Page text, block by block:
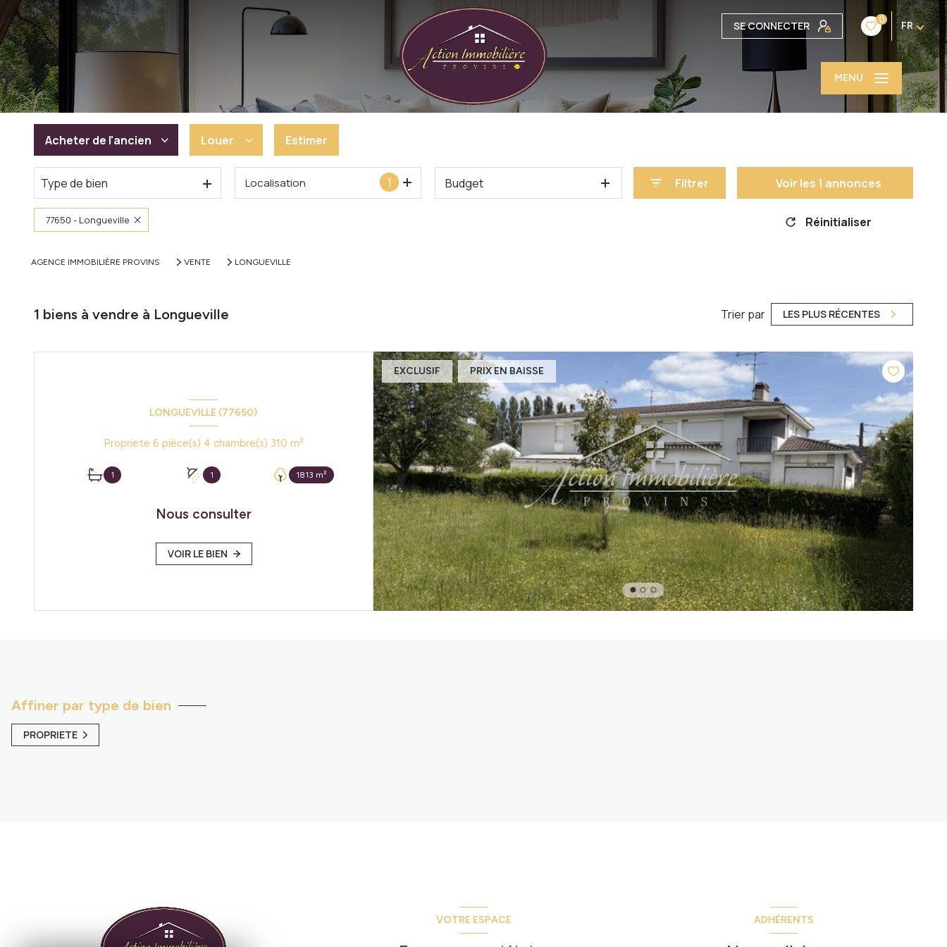
SE CONNECTER 0
FR
MENU
Acheter de l'ancien
De l'ancien
De l'immo pro
Louer
à l'année
Estimer
Type de bien 1
Localisation Budget Filtrer Voir les 1 annonces
77650 - Longueville Réinitialiser
AGENCE IMMOBILIÈRE PROVINS VENTE LONGUEVILLE
1 biens à vendre à Longueville Trier par LES PLUS RÉCENTES
EXCLUSIF PRIX EN BAISSE
LONGUEVILLE (77650)
Propriete 6 pièce(s) 4 chambre(s) 310 m²
1 1 1813 m²
Nous consulter
VOIR LE BIEN
Affiner par type de bien
PROPRIETE
VOTRE ESPACE ADHÉRENTS